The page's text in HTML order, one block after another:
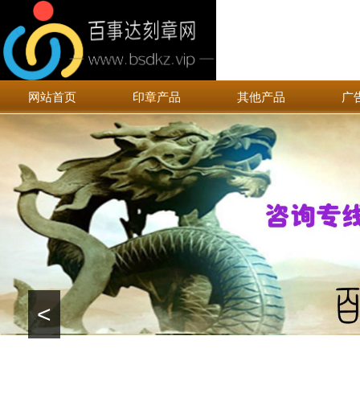
网站首页 印章产品 其他产品 广
<